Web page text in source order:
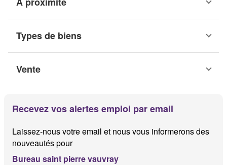
Types de biens
Vente
Recevez vos alertes emploi par email
Laissez-nous votre email et nous vous informerons des
nouveautés pour
Bureau saint pierre vauvray